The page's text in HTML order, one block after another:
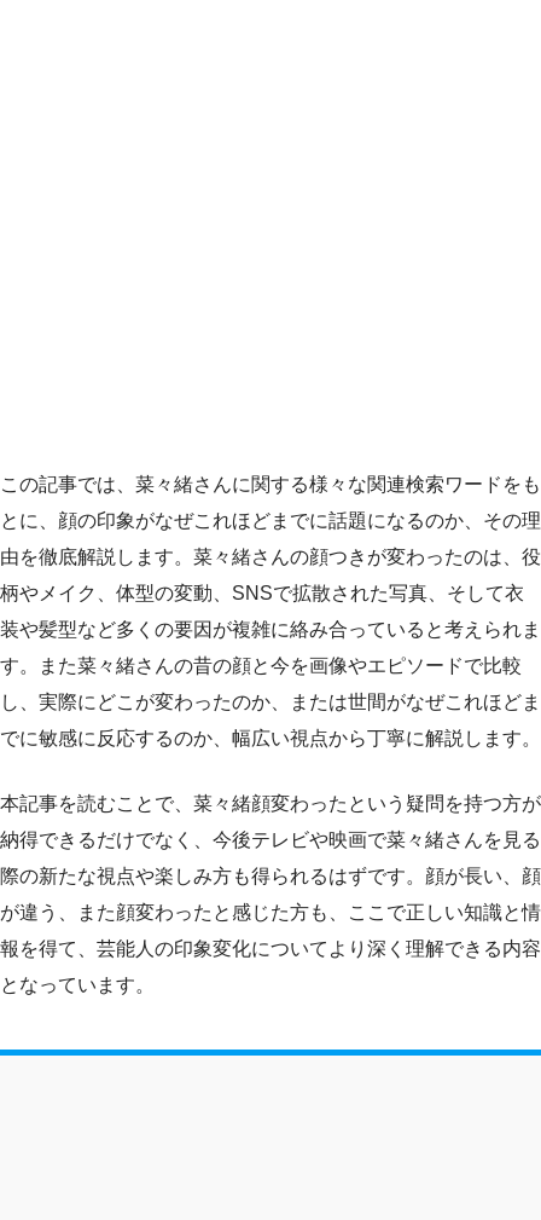
この記事では、菜々緒さんに関する様々な関連検索ワードをも
とに、顔の印象がなぜこれほどまでに話題になるのか、その理
由を徹底解説します。菜々緒さんの顔つきが変わったのは、役
柄やメイク、体型の変動、SNSで拡散された写真、そして衣
装や髪型など多くの要因が複雑に絡み合っていると考えられま
す。また菜々緒さんの昔の顔と今を画像やエピソードで比較
し、実際にどこが変わったのか、または世間がなぜこれほどま
でに敏感に反応するのか、幅広い視点から丁寧に解説します。
本記事を読むことで、菜々緒顔変わったという疑問を持つ方が
納得できるだけでなく、今後テレビや映画で菜々緒さんを見る
際の新たな視点や楽しみ方も得られるはずです。顔が長い、顔
が違う、また顔変わったと感じた方も、ここで正しい知識と情
報を得て、芸能人の印象変化についてより深く理解できる内容
となっています。